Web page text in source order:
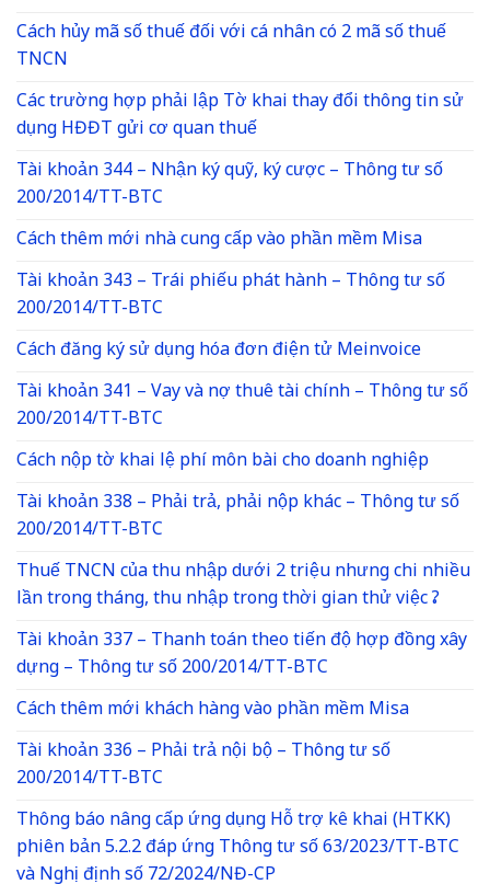
Cách hủy mã số thuế đối với cá nhân có 2 mã số thuế
TNCN
Các trường hợp phải lập Tờ khai thay đổi thông tin sử
dụng HĐĐT gửi cơ quan thuế
Tài khoản 344 – Nhận ký quỹ, ký cược – Thông tư số
200/2014/TT-BTC
Cách thêm mới nhà cung cấp vào phần mềm Misa
Tài khoản 343 – Trái phiếu phát hành – Thông tư số
200/2014/TT-BTC
Cách đăng ký sử dụng hóa đơn điện tử Meinvoice
Tài khoản 341 – Vay và nợ thuê tài chính – Thông tư số
200/2014/TT-BTC
Cách nộp tờ khai lệ phí môn bài cho doanh nghiệp
Tài khoản 338 – Phải trả, phải nộp khác – Thông tư số
200/2014/TT-BTC
Thuế TNCN của thu nhập dưới 2 triệu nhưng chi nhiều
lần trong tháng, thu nhập trong thời gian thử việc ?
Tài khoản 337 – Thanh toán theo tiến độ hợp đồng xây
dựng – Thông tư số 200/2014/TT-BTC
Cách thêm mới khách hàng vào phần mềm Misa
Tài khoản 336 – Phải trả nội bộ – Thông tư số
200/2014/TT-BTC
Thông báo nâng cấp ứng dụng Hỗ trợ kê khai (HTKK)
phiên bản 5.2.2 đáp ứng Thông tư số 63/2023/TT-BTC
và Nghị định số 72/2024/NĐ-CP